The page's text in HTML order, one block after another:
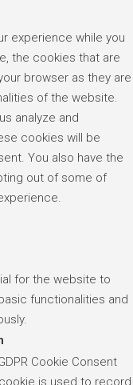
experience while you
the cookies that are
browser as they are
of the website.
analyze and
cookies will be
You also have the
out of some of
for the website to
functionalities and
Cookie Consent
is used to record